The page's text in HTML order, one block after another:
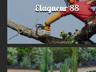
Elagueur 88